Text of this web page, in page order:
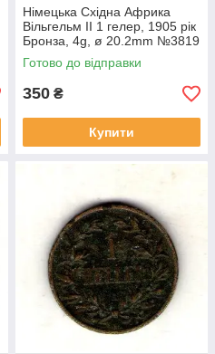
Німецька Східна Африка
Вільгельм II 1 гелер, 1905 рік
Бронза, 4g, ø 20.2mm №3819
Готово до відправки
350 ₴
Купити